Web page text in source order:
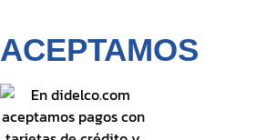
ACEPTAMOS